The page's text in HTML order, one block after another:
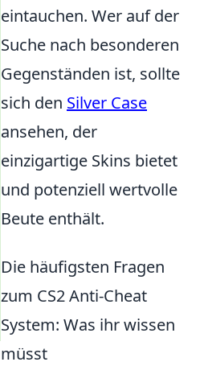
eintauchen. Wer auf der
Suche nach besonderen
Gegenständen ist, sollte
sich den Silver Case
ansehen, der
einzigartige Skins bietet
und potenziell wertvolle
Beute enthält.
Die häufigsten Fragen
zum CS2 Anti-Cheat
System: Was ihr wissen
müsst